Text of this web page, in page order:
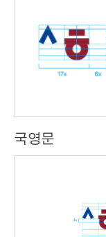
국영문